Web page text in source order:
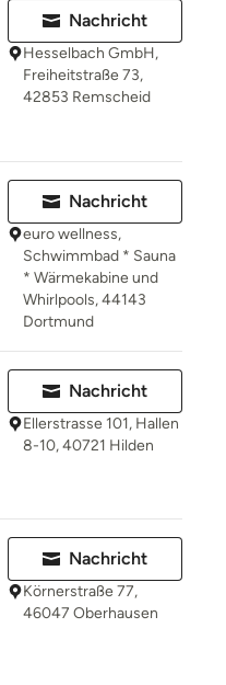
Nachricht
Hesselbach GmbH,
Freiheitstraße 73,
42853 Remscheid
Nachricht
euro wellness,
Schwimmbad * Sauna
* Wärmekabine und
Whirlpools, 44143
Dortmund
Nachricht
Ellerstrasse 101, Hallen
8-10, 40721 Hilden
Nachricht
Körnerstraße 77,
46047 Oberhausen